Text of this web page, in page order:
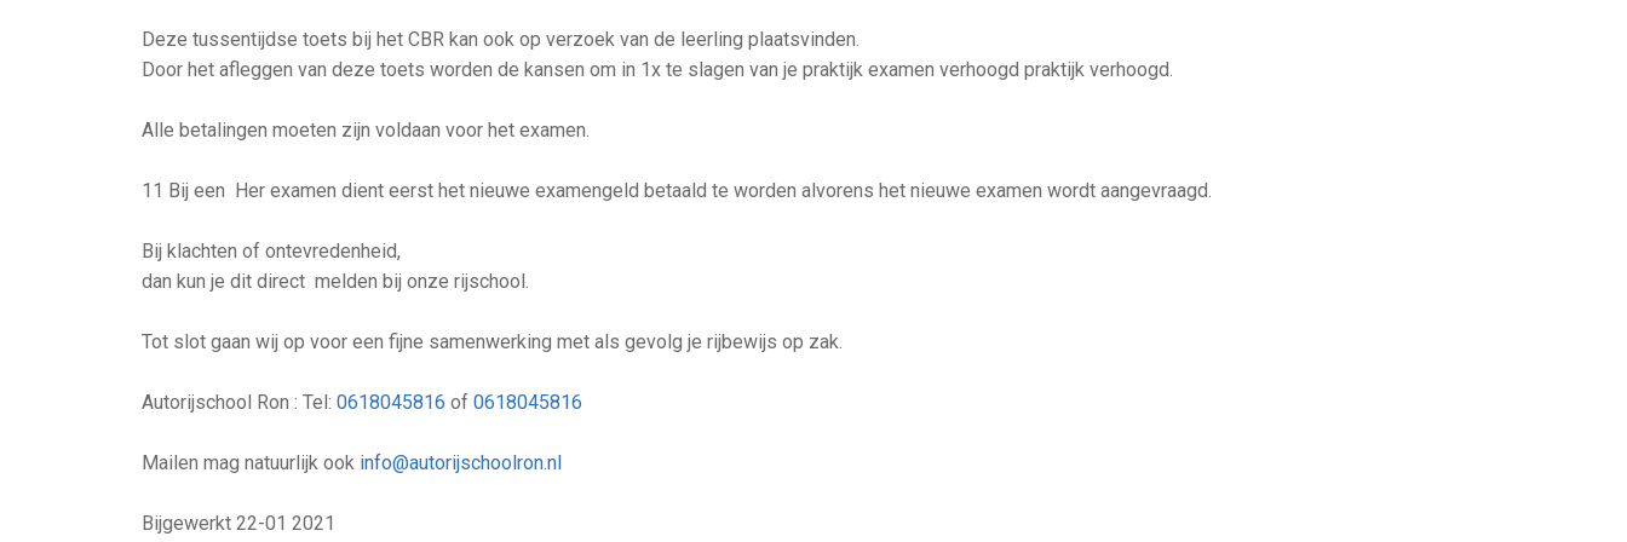
Deze tussentijdse toets bij het CBR kan ook op verzoek van de leerling plaatsvinden.
Door het afleggen van deze toets worden de kansen om in 1x te slagen van je praktijk examen verhoogd praktijk verhoogd.
Alle betalingen moeten zijn voldaan voor het examen.
11 Bij een Her examen dient eerst het nieuwe examengeld betaald te worden alvorens het nieuwe examen wordt aangevraagd.
Bij klachten of ontevredenheid,
dan kun je dit direct melden bij onze rijschool.
Tot slot gaan wij op voor een fijne samenwerking met als gevolg je rijbewijs op zak.
Autorijschool Ron : Tel: 0618045816 of 0618045816
Mailen mag natuurlijk ook info@autorijschoolron.nl
Bijgewerkt 22-01 2021